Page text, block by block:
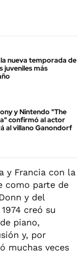
nueva temporada de
juveniles más
y Nintendo "The
confirmó al actor
al villano Ganondorf
y Francia con la
como parte de
y del
creó su
piano,
y, por
muchas veces